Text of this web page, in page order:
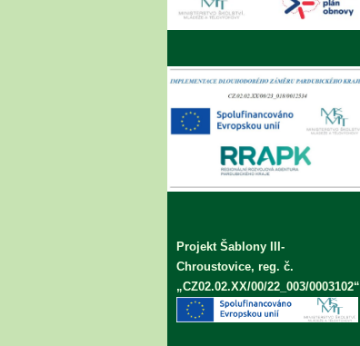
Projekt Šablony III-
Chroustovice, reg. č.
„CZ02.02.XX/00/22_003/0003102“